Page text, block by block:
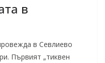
в
в Севлиево
Първият „тиквен